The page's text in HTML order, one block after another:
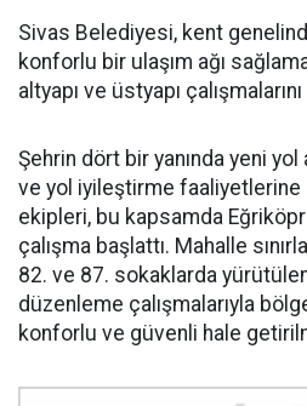
Sivas Belediyesi, kent
konforlu bir ulaşım ağı
altyapı ve üstyapı
Şehrin dört bir yanında yeni
ve yol iyileştirme
ekipleri, bu kapsamda
çalışma başlattı. Mahalle
82. ve 87. sokaklarda
düzenleme çalışmalarıyla
konforlu ve güvenli hale